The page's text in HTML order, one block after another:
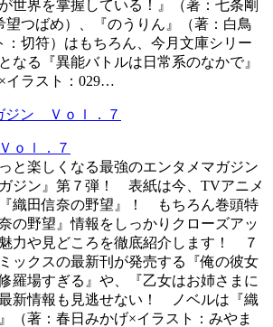
世界を掌握している！』（著：七条剛
望つばめ）、『のうりん』（著：白鳥
：切符）はもちろん、今月文庫シリー
なる『異能バトルは日常系のなかで』
イラスト：029…
ｏｌ．７
と楽しくなる最強のエンタメマガジン
ガジン』第７弾！ 表紙は今、TVアニメ
織田信奈の野望』！ もちろん巻頭特
の野望』情報をしっかりクローズアッ
力や見どころを徹底紹介します！ ７
ックスの最新刊が発売する『俺の彼女
羅場すぎる』や、『乙女はお姉さまに
新情報も見逃せない！ ノベルは『織
（著：春日みかげ×イラスト：みやま